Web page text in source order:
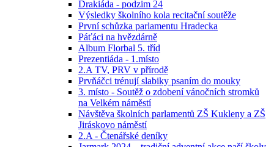
Drakiáda - podzim 24
Výsledky školního kola recitační soutěže
První schůzka parlamentu Hradecka
Páťáci na hvězdárně
Album Florbal 5. tříd
Prezentiáda - 1.místo
2.A TV, PRV v přírodě
Prvňáčci trénují slabiky psaním do mouky
3. místo - Soutěž o zdobení vánočních stromků
na Velkém náměstí
Návštěva školních parlamentů ZŠ Kukleny a ZŠ
Jiráskovo náměstí
2.A - Čtenářské deníky